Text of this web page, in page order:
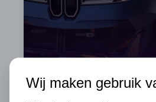
Wij maken gebruik